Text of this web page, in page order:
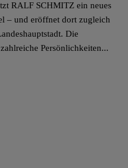
RALF SCHMITZ ein neues
– und eröffnet dort zugleich
Die
Persönlichkeiten...